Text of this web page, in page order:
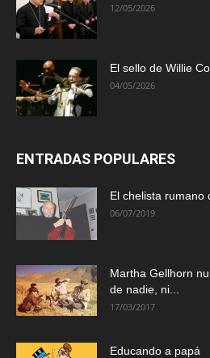
12/05/2026
El sello de Willie
04/05/2026
ENTRADAS POPULARES
El chelista rumano
06/07/2019
Martha Gellhorn
de nadie, ni...
17/03/2017
Educando a papá